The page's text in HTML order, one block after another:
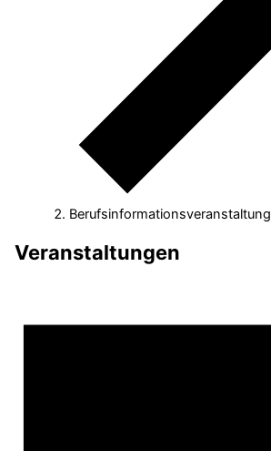
Berufsinformationsveranstaltung
Veranstaltungen